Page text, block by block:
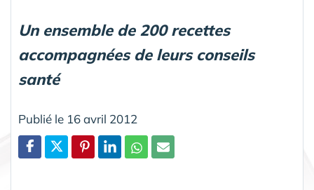
Un ensemble de 200 recettes
accompagnées de leurs conseils
santé
Publié le 16 avril 2012